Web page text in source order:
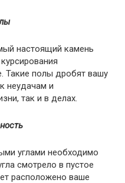
настоящий камень
Такие полы дробят вашу
неудачам и
так и в делах.
углами необходимо
смотрело в пустое
расположено ваше